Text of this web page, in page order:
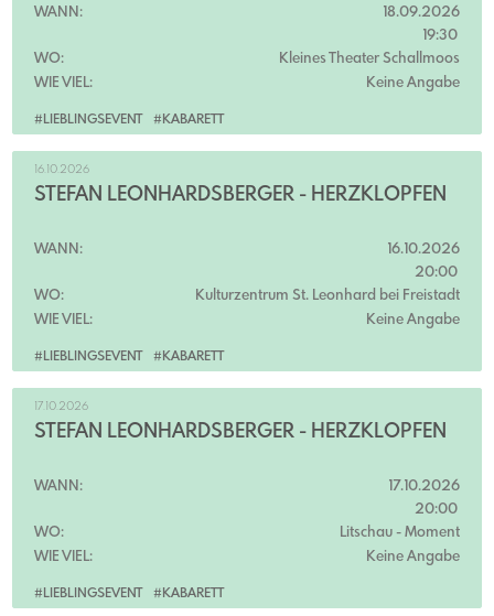
#LIEBLINGSEVENT #KABARETT
WANN:
18.09.2026
19:30
WO:
Kleines Theater Schallmoos
WIE VIEL:
Keine Angabe
#LIEBLINGSEVENT #KABARETT
16.10.2026
STEFAN LEONHARDSBERGER - HERZKLOPFEN
WANN:
16.10.2026
20:00
WO:
Kulturzentrum St. Leonhard bei Freistadt
WIE VIEL:
Keine Angabe
#LIEBLINGSEVENT #KABARETT
17.10.2026
STEFAN LEONHARDSBERGER - HERZKLOPFEN
WANN:
17.10.2026
20:00
WO:
Litschau - Moment
WIE VIEL:
Keine Angabe